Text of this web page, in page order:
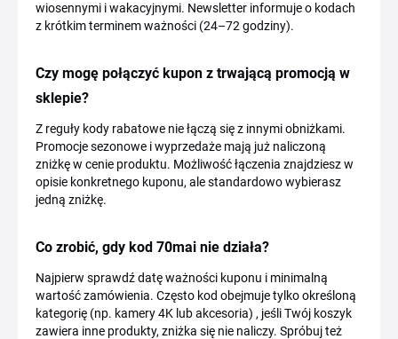
wiosennymi i wakacyjnymi. Newsletter informuje o kodach
z krótkim terminem ważności (24–72 godziny).
Czy mogę połączyć kupon z trwającą promocją w
sklepie?
Z reguły kody rabatowe nie łączą się z innymi obniżkami.
Promocje sezonowe i wyprzedaże mają już naliczoną
zniżkę w cenie produktu. Możliwość łączenia znajdziesz w
opisie konkretnego kuponu, ale standardowo wybierasz
jedną zniżkę.
Co zrobić, gdy kod 70mai nie działa?
Najpierw sprawdź datę ważności kuponu i minimalną
wartość zamówienia. Często kod obejmuje tylko określoną
kategorię (np. kamery 4K lub akcesoria) , jeśli Twój koszyk
zawiera inne produkty, zniżka się nie naliczy. Spróbuj też